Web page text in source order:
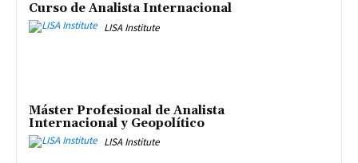
Curso de Analista Internacional
LISA Institute
Máster Profesional de Analista
Internacional y Geopolítico
LISA Institute